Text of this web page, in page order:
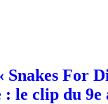
Snakes For
: le clip du 9e